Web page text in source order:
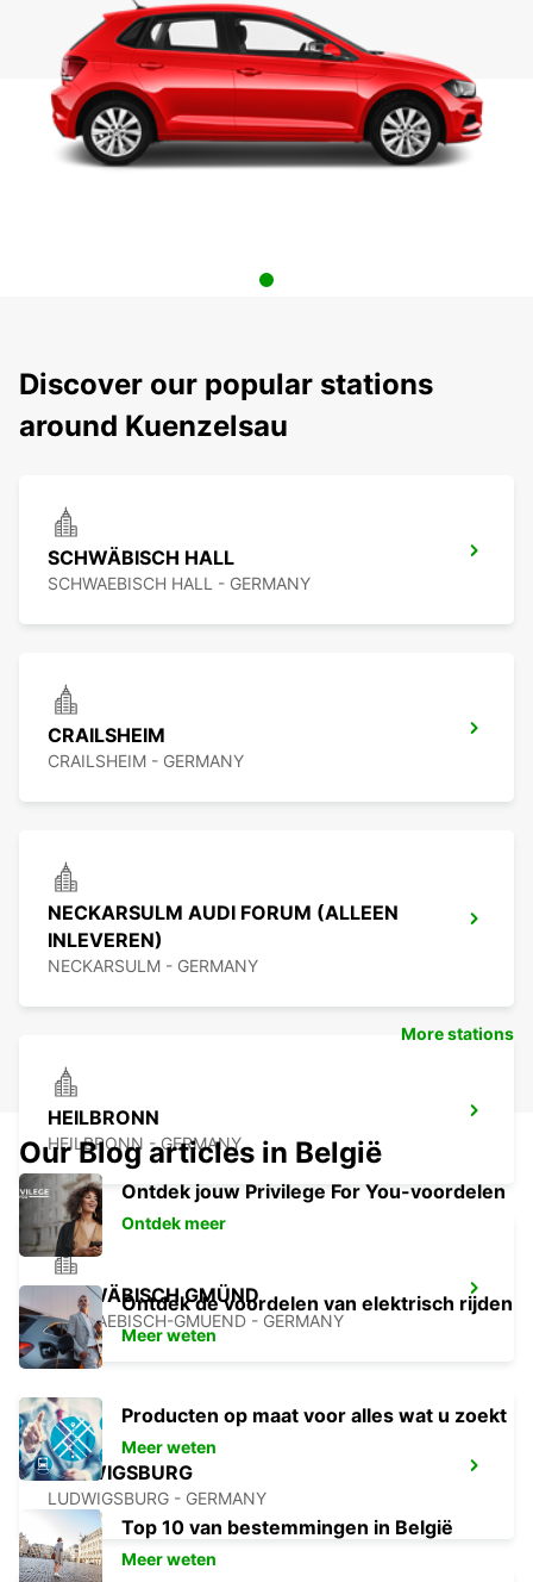
Discover our popular stations
around Kuenzelsau
SCHWÄBISCH HALL
SCHWAEBISCH HALL - GERMANY
CRAILSHEIM
CRAILSHEIM - GERMANY
NECKARSULM AUDI FORUM (ALLEEN
INLEVEREN)
NECKARSULM - GERMANY
HEILBRONN
HEILBRONN - GERMANY
SCHWÄBISCH GMÜND
SCHWAEBISCH-GMUEND - GERMANY
LUDWIGSBURG
LUDWIGSBURG - GERMANY
More stations
Our Blog articles in België
Ontdek jouw Privilege For You-voordelen
Ontdek meer
Ontdek de voordelen van elektrisch rijden
Meer weten
Producten op maat voor alles wat u zoekt
Meer weten
Top 10 van bestemmingen in België
Meer weten